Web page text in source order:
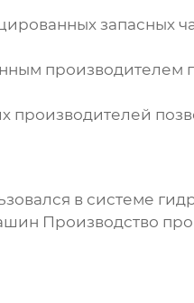
запасных
производителем
производителей
в системе
Производство